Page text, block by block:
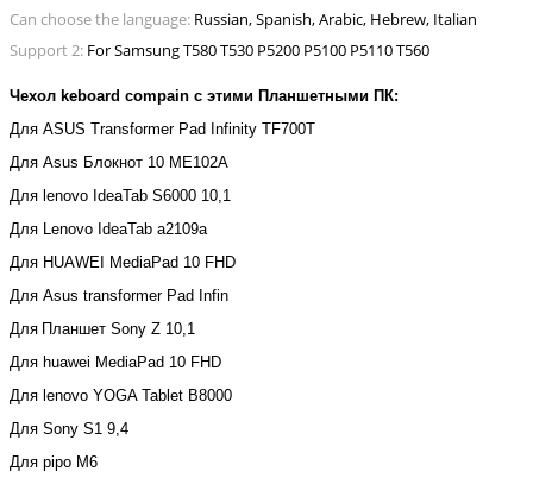
Can choose the language: Russian, Spanish, Arabic, Hebrew, Italian
Support 2: For Samsung T580 T530 P5200 P5100 P5110 T560
Чехол keboard compain с этими Планшетными ПК:
Для ASUS Transformer Pad Infinity TF700T
Для Asus Блокнот 10 ME102A
Для lenovo IdeaTab S6000 10,1
Для Lenovo IdeaTab a2109a
Для HUAWEI MediaPad 10 FHD
Для Asus transformer Pad Infin
Для Планшет Sony Z 10,1
Для huawei MediaPad 10 FHD
Для lenovo YOGA Tablet B8000
Для Sony S1 9,4
Для pipo M6